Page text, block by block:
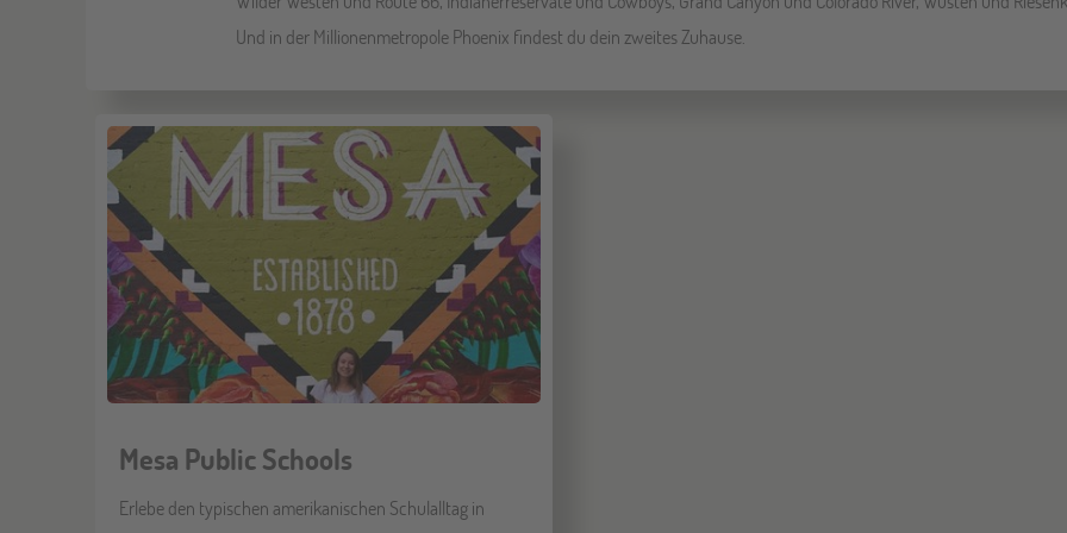
Und in der Millionenmetropole Phoenix findest du dein zweites Zuhause.
Mesa Public Schools
Erlebe den typischen amerikanischen Schulalltag in